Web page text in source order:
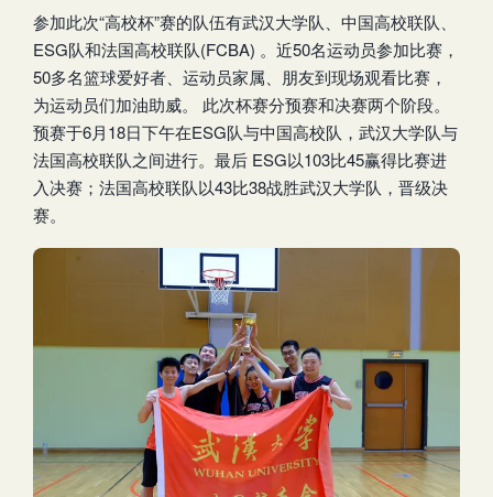
参加此次“高校杯”赛的队伍有武汉大学队、中国高校联队、
ESG队和法国高校联队(FCBA) 。近50名运动员参加比赛，
50多名篮球爱好者、运动员家属、朋友到现场观看比赛，
为运动员们加油助威。 此次杯赛分预赛和决赛两个阶段。
预赛于6月18日下午在ESG队与中国高校队，武汉大学队与
法国高校联队之间进行。最后 ESG以103比45赢得比赛进
入决赛；法国高校联队以43比38战胜武汉大学队，晋级决
赛。